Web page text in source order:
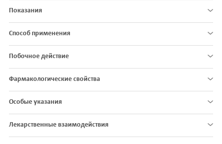
Показания
Способ применения
Побочное действие
Фармакологические свойства
Особые указания
Лекарственные взаимодействия